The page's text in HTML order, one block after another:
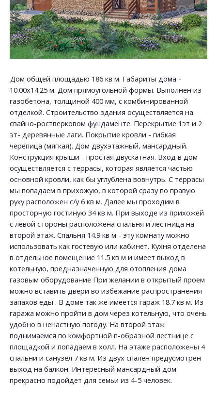
Дом общей площадью 186 кв м. Габариты дома -
10.00х14.25 м. Дом прямоугольной формы. Выполнен из
газобетона, толщиной 400 мм, с комбинированной
отделкой. Строительство здания осуществляется на
свайно-ростверковом фундаменте. Перекрытие 1эт и 2
эт- деревянные лаги. Покрытие кровли - гибкая
черепица (мягкая). Дом двухэтажный, мансардный.
Конструкция крыши - простая двускатная. Вход в дом
осуществляется с террасы, которая является частью
основной кровли, как бы углублена вовнутрь. С террасы
мы попадаем в прихожую, в которой сразу по правую
руку расположен с/у 6 кв м. Далее мы проходим в
просторную гостиную 34 кв м. При выходе из прихожей
с левой стороны расположена спальня и лестница на
второй этаж. Спальня 14.9 кв м - эту комнату можно
использовать как гостевую или кабинет. Кухня отделена
в отдельное помещение 11.5 кв м и имеет выход в
котельную, предназначенную для отопления дома
газовым оборудование При желании в открытый проем
можно вставить двери во избежание распространения
запахов еды . В доме так же имеется гараж 18.7 кв м. Из
гаража можно пройти в дом через котельную, что очень
удобно в ненастную погоду. На второй этаж
поднимаемся по комфортной п-образной лестнице с
площадкой и попадаем в холл. На этаже расположены 4
спальни и санузел 7 кв м. Из двух спален предусмотрен
выход на балкон. Интересный мансардный дом
прекрасно подойдет для семьи из 4-5 человек.